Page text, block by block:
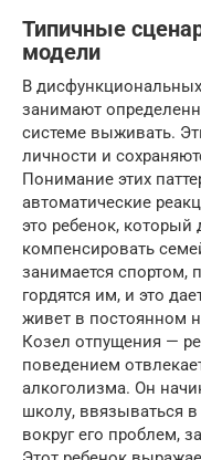
Типичные
модели
В
занимают
системе выживать.
личности и
Понимание этих
автоматические
это ребенок, который
компенсировать
занимается спортом,
гордятся им, и это
живет в постоянном
Козел отпущения —
поведением
алкоголизма. Он
школу, ввязываться
вокруг его проблем,